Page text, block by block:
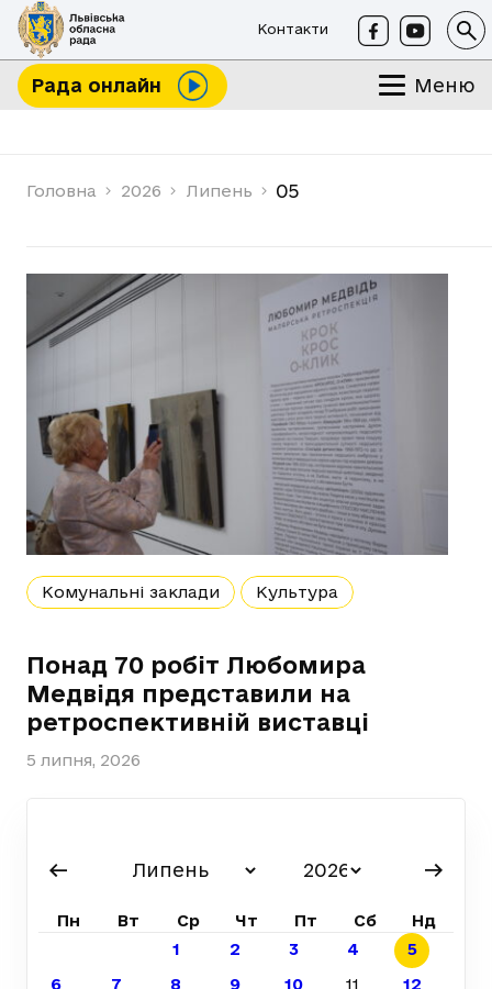
Контакти
Рада онлайн Меню
Головна 2026 Липень 05
Комунальні заклади Культура
Понад 70 робіт Любомира
Медвідя представили на
ретроспективній виставці
5 липня, 2026
Пн Вт Ср Чт Пт Сб
Нд
1
2 3 4
5
6
7 8 9 10 11
12